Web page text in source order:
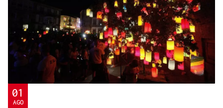
01
AGO